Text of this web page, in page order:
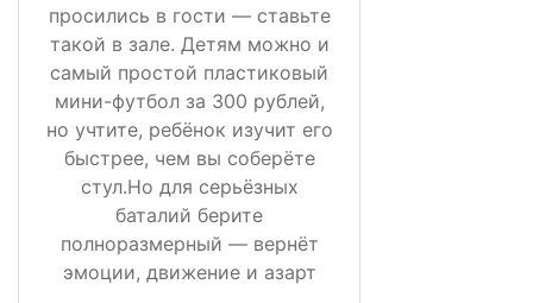
просились в гости — ставьте
такой в зале. Детям можно и
самый простой пластиковый
мини-футбол за 300 рублей,
но учтите, ребёнок изучит его
быстрее, чем вы соберёте
стул.Но для серьёзных
баталий берите
полноразмерный — вернёт
эмоции, движение и азарт